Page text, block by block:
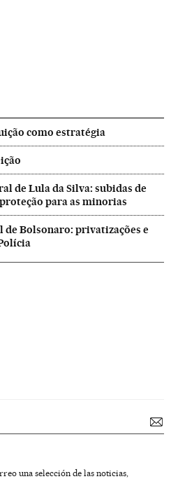
como estratégia
de Lula da Silva: subidas de
para as minorias
Bolsonaro: privatizações e
una selección de las noticias,